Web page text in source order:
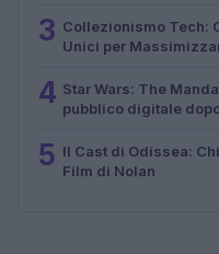
3 Collezionismo Tech:
Unici per
4 Star Wars: The
pubblico digitale
5 Il Cast di Odissea:
Film di Nolan